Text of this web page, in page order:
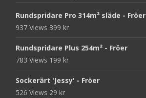
Rundspridare Pro 314m² släde - Fröer
937 Views 399 kr
Rundspridare Plus 254m² - Fröer
783 Views 199 kr
Sockerärt 'Jessy' - Fröer
526 Views 29 kr